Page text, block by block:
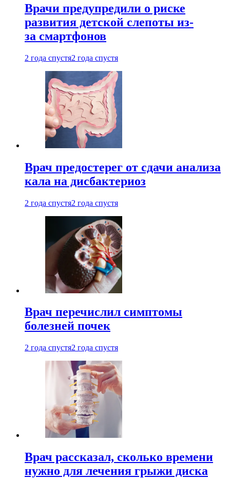
Врачи предупредили о риске
развития детской слепоты из-
за смартфонов
2 года спустя2 года спустя
Врач предостерег от сдачи анализа
кала на дисбактериоз
2 года спустя2 года спустя
Врач перечислил симптомы
болезней почек
2 года спустя2 года спустя
Врач рассказал, сколько времени
нужно для лечения грыжи диска